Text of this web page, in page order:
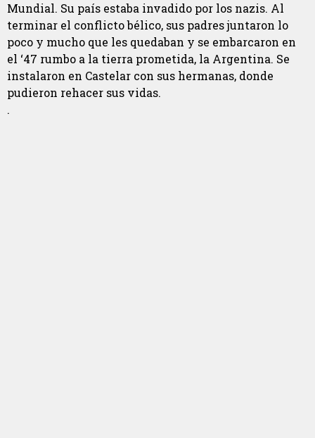
Mundial. Su país estaba invadido por los nazis. Al
terminar el conflicto bélico, sus padres juntaron lo
poco y mucho que les quedaban y se embarcaron en
el ‘47 rumbo a la tierra prometida, la Argentina. Se
instalaron en Castelar con sus hermanas, donde
pudieron rehacer sus vidas.
.